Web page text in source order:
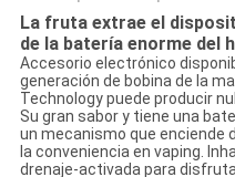
La fruta extrae el
de la batería enorme del
Accesorio electrónico
generación de bobina de la
Technology puede producir
Su gran sabor y tiene una
un mecanismo que enciende
la conveniencia en vaping.
drenaje-activada para